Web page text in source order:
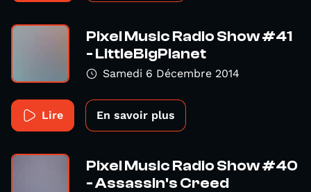
Pixel Music Radio Show #41
- LittleBigPlanet
Samedi 6 Décembre 2014
Lire En savoir plus
Pixel Music Radio Show #40
- Assassin's Creed